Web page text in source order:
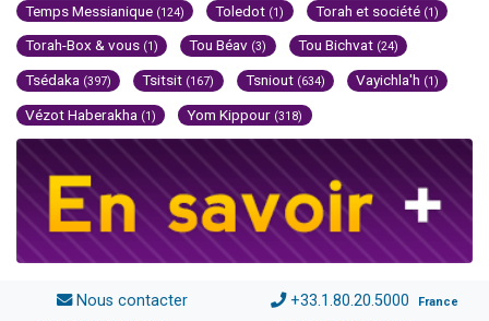
Temps Messianique (124) Toledot (1) Torah et société (1)
Torah-Box & vous (1) Tou Béav (3) Tou Bichvat (24)
Tsédaka (397) Tsitsit (167) Tsniout (634) Vayichla'h (1)
Vézot Haberakha (1) Yom Kippour (318)
Nous contacter +33.1.80.20.5000 France